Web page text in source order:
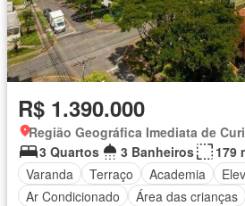
R$ 1.390.000
3 Quartos
3 Banheiros
179
Varanda
Terraço Academia
Ar Condicionado
Área das crianças